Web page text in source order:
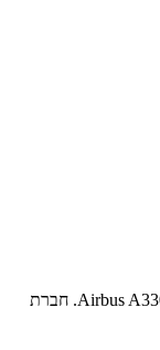
ישראייר חושפת עיצוב מחודש עם קליטת מטוסי Airbus A330. חברת